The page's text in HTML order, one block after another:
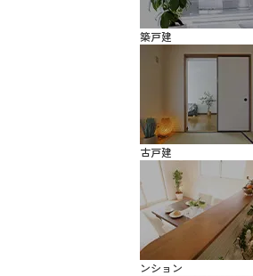
築戸建
古戸建
ンション